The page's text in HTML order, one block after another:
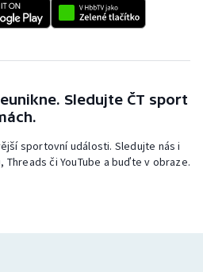
Sledujte ČT sport
sportovní události. Sledujte nás i
Threads či YouTube a buďte v obraze.